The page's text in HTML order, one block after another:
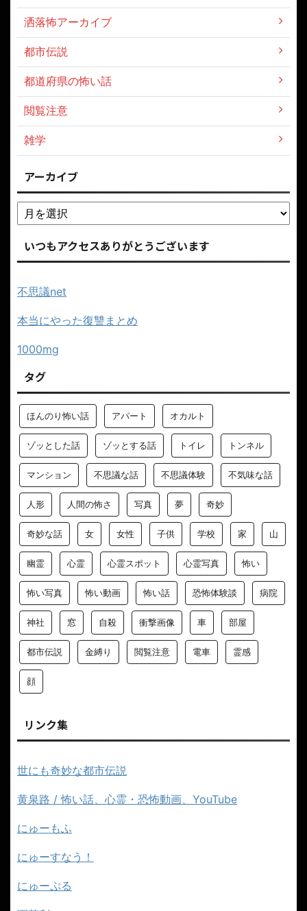
洒落怖アーカイブ
都市伝説
都道府県の怖い話
閲覧注意
雑学
アーカイブ
いつもアクセスありがとうございます
不思議net
本当にやった復讐まとめ
1000mg
タグ
ほんのり怖い話 アパート オカルト
ゾッとした話 ゾッとする話 トイレ トンネル
マンション 不思議な話 不思議体験 不気味な話
人形 人間の怖さ 写真 夢 奇妙
奇妙な話 女 女性 子供 学校 家 山
幽霊 心霊 心霊スポット 心霊写真 怖い
怖い写真 怖い動画 怖い話 恐怖体験談 病院
神社 窓 自殺 衝撃画像 車 部屋
都市伝説 金縛り 閲覧注意 電車 霊感
顔
リンク集
世にも奇妙な都市伝説
黄泉路 / 怖い話、心霊・恐怖動画、YouTube
にゅーもふ
にゅーすなう！
にゅーぷる